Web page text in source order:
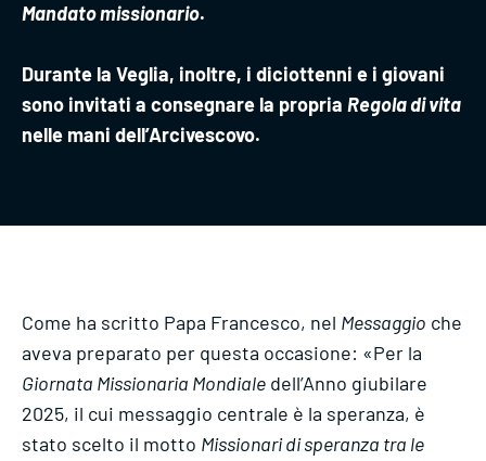
Mandato missionario.
Durante la Veglia, inoltre, i diciottenni e i giovani
sono invitati a consegnare la propria Regola di vita
nelle mani dell’Arcivescovo.
Come ha scritto Papa Francesco, nel Messaggio che
aveva preparato per questa occasione: «Per la
Giornata Missionaria Mondiale dell’Anno giubilare
2025, il cui messaggio centrale è la speranza, è
stato scelto il motto Missionari di speranza tra le